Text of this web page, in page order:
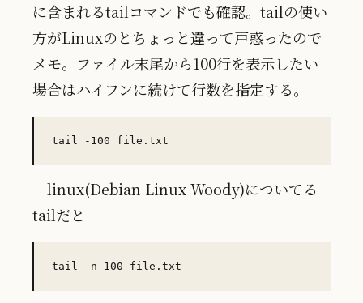
に含まれるtailコマンドでも確認。tailの使い
方がLinuxのとちょっと違って戸惑ったので
メモ。ファイル末尾から100行を表示したい
場合はハイフンに続けて行数を指定する。
linux(Debian Linux Woody)についてる
tailだと